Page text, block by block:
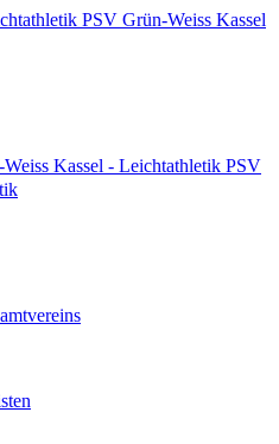
PSV Grün-Weiss Kassel
PSV